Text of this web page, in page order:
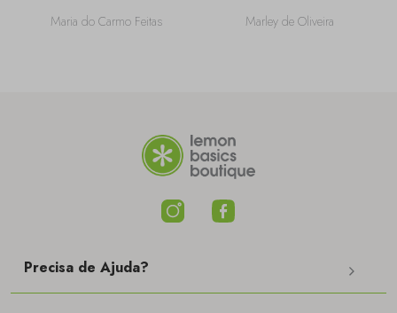
informações sobre
Maria do Carmo Feitas
Marley de Oliveira
Precisa de Ajuda?